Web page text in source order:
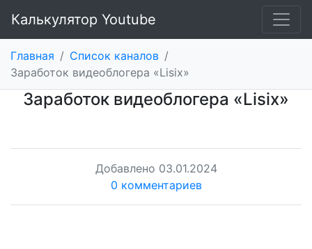
Калькулятор Youtube
Главная / Список каналов /
Заработок видеоблогера «Lisix»
Заработок видеоблогера «Lisix»
Добавлено 03.01.2024
0 комментариев